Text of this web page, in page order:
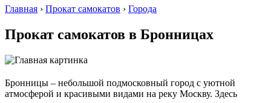
Главная › Прокат самокатов › Города
Прокат самокатов в Бронницах
Бронницы – небольшой подмосковный город с уютной
атмосферой и красивыми видами на реку Москву. Здесь